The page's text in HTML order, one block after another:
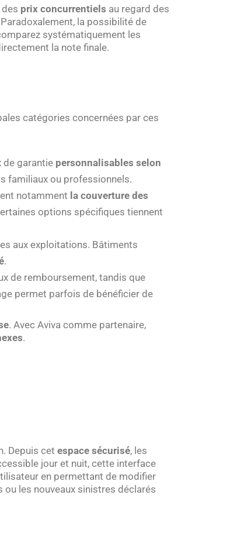
prix concurrentiels au regard des
la possibilité de
systématiquement les
la note finale.
catégories concernées par ces
de garantie personnalisables selon
familiaux ou professionnels.
notamment la couverture des
options spécifiques tiennent
aux exploitations. Bâtiments
.
de remboursement, tandis que
permet parfois de bénéficier de
. Avec Aviva comme partenaire,
.
Depuis cet espace sécurisé, les
jour et nuit, cette interface
en permettant de modifier
ou les nouveaux sinistres déclarés